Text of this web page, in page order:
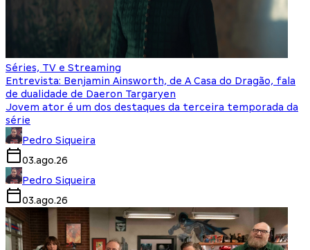
Séries, TV e Streaming
Entrevista: Benjamin Ainsworth, de A Casa do Dragão, fala
de dualidade de Daeron Targaryen
Jovem ator é um dos destaques da terceira temporada da
série
Pedro Siqueira
03.ago.26
Pedro Siqueira
03.ago.26